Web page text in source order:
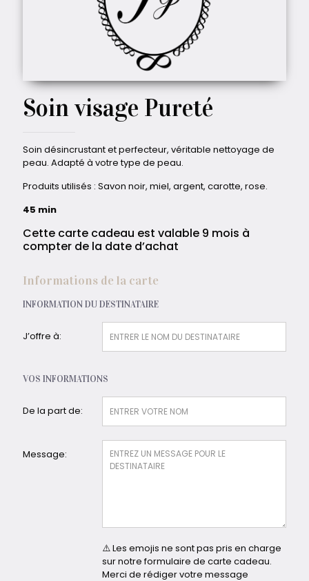
Soin visage Pureté
Soin désincrustant et perfecteur, véritable nettoyage de
peau. Adapté à votre type de peau.
Produits utilisés : Savon noir, miel, argent, carotte, rose.
45 min
Cette carte cadeau est valable 9 mois à
compter de la date d’achat
Informations de la carte
INFORMATION DU DESTINATAIRE
J’offre à:
VOS INFORMATIONS
De la part de:
Message:
⚠️ Les emojis ne sont pas pris en charge
sur notre formulaire de carte cadeau.
Merci de rédiger votre message